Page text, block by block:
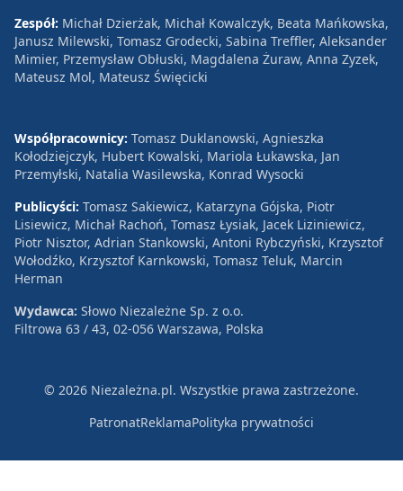
Zespół: Michał Dzierżak, Michał Kowalczyk, Beata Mańkowska,
Janusz Milewski, Tomasz Grodecki, Sabina Treffler, Aleksander
Mimier, Przemysław Obłuski, Magdalena Żuraw, Anna Zyzek,
Mateusz Mol, Mateusz Święcicki
Współpracownicy: Tomasz Duklanowski, Agnieszka
Kołodziejczyk, Hubert Kowalski, Mariola Łukawska, Jan
Przemyłski, Natalia Wasilewska, Konrad Wysocki
Publicyści: Tomasz Sakiewicz, Katarzyna Gójska, Piotr
Lisiewicz, Michał Rachoń, Tomasz Łysiak, Jacek Liziniewicz,
Piotr Nisztor, Adrian Stankowski, Antoni Rybczyński, Krzysztof
Wołodźko, Krzysztof Karnkowski, Tomasz Teluk, Marcin
Herman
Wydawca: Słowo Niezależne Sp. z o.o.
Filtrowa 63 / 43, 02-056 Warszawa, Polska
© 2026 Niezależna.pl. Wszystkie prawa zastrzeżone.
PatronatReklamaPolityka prywatności